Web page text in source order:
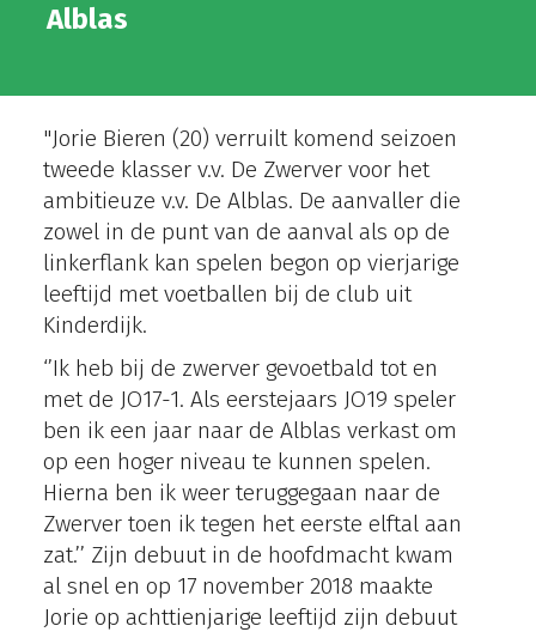
Alblas
"Jorie Bieren (20) verruilt komend seizoen
tweede klasser v.v. De Zwerver voor het
ambitieuze v.v. De Alblas. De aanvaller die
zowel in de punt van de aanval als op de
linkerflank kan spelen begon op vierjarige
leeftijd met voetballen bij de club uit
Kinderdijk.
‘’Ik heb bij de zwerver gevoetbald tot en
met de JO17-1. Als eerstejaars JO19 speler
ben ik een jaar naar de Alblas verkast om
op een hoger niveau te kunnen spelen.
Hierna ben ik weer teruggegaan naar de
Zwerver toen ik tegen het eerste elftal aan
zat.’’ Zijn debuut in de hoofdmacht kwam
al snel en op 17 november 2018 maakte
Jorie op achttienjarige leeftijd zijn debuut